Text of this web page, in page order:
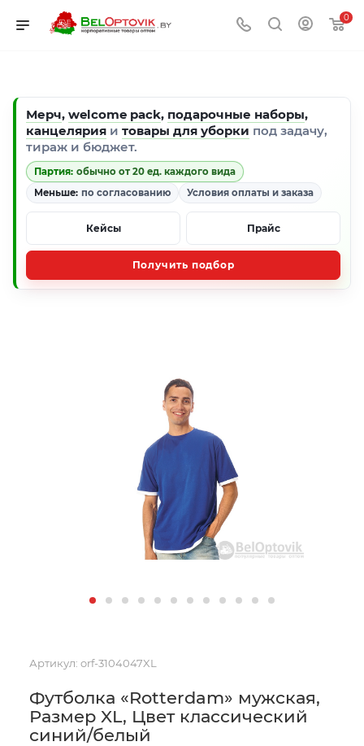
0
Мерч, welcome pack, подарочные наборы,
канцелярия и товары для уборки под задачу,
тираж и бюджет.
Партия: обычно от 20 ед. каждого вида
Меньше: по согласованию Условия оплаты и заказа
Кейсы Прайс
Получить подбор
Артикул: orf-3104047XL
Футболка «Rotterdam» мужская,
Размер XL, Цвет классический
синий/белый